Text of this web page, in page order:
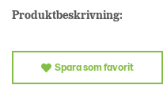
Produktbeskrivning:
Spara som favorit